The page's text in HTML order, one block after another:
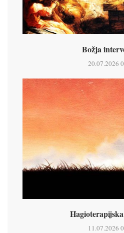
Božja
20.07.2026
11.07.2026